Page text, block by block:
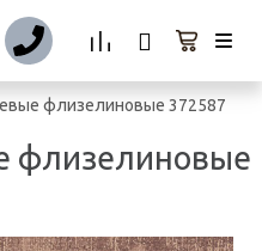
флизелиновые 372587
флизелиновые